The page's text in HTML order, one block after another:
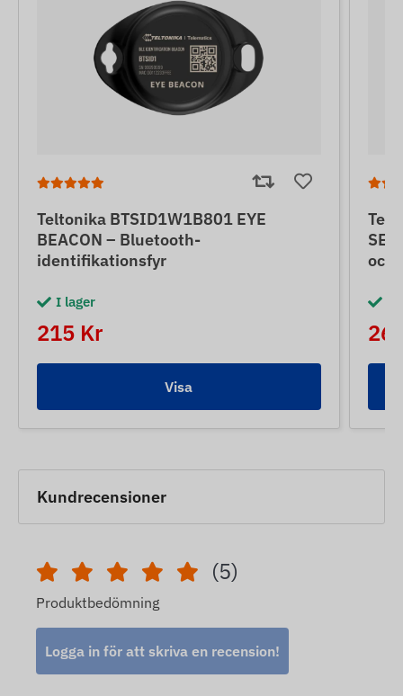
Teltonika BTSID1W1B801 EYE
BEACON – Bluetooth-
identifikationsfyr
I lager
215 Kr
Visa
och
Kundrecensioner
(5)
Produktbedömning
Logga in för att skriva en recension!